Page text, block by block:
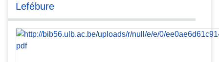
Lefébure